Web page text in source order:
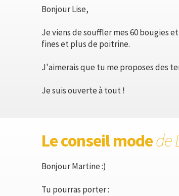
Bonjour Lise,
Je viens de souffler mes 60 bougies
fines et plus de poitrine.
J'aimerais que tu me proposes des
Je suis ouverte à tout !
Le conseil modede
Bonjour Martine :)
Tu pourras porter :